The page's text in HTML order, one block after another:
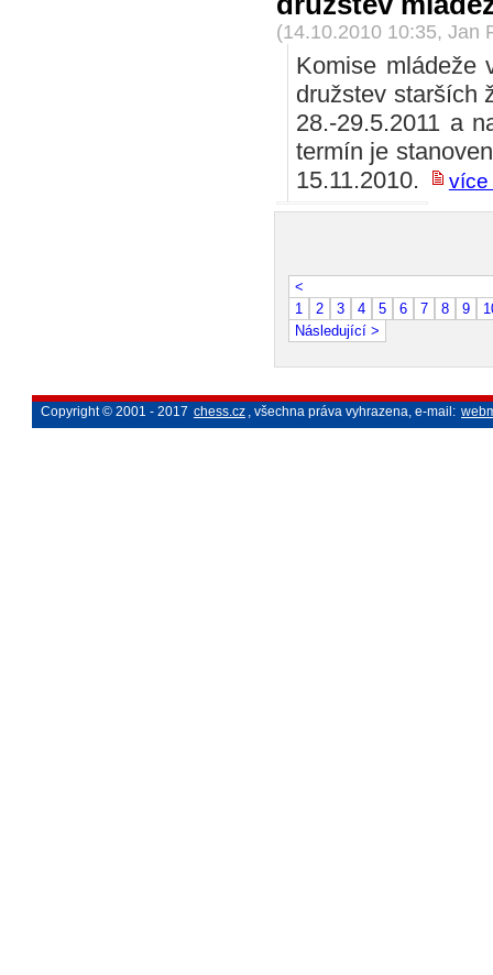
(14.10.2010 10:35, Jan
Komise mládeže
družstev starších
28.-29.5.2011 a
termín je
15.11.2010.
více
<
1
2 3 4 5 6 7 8 9
Následující >
Copyright © 2001 - 2017 chess.cz , všechna práva vyhrazena, e-mail: